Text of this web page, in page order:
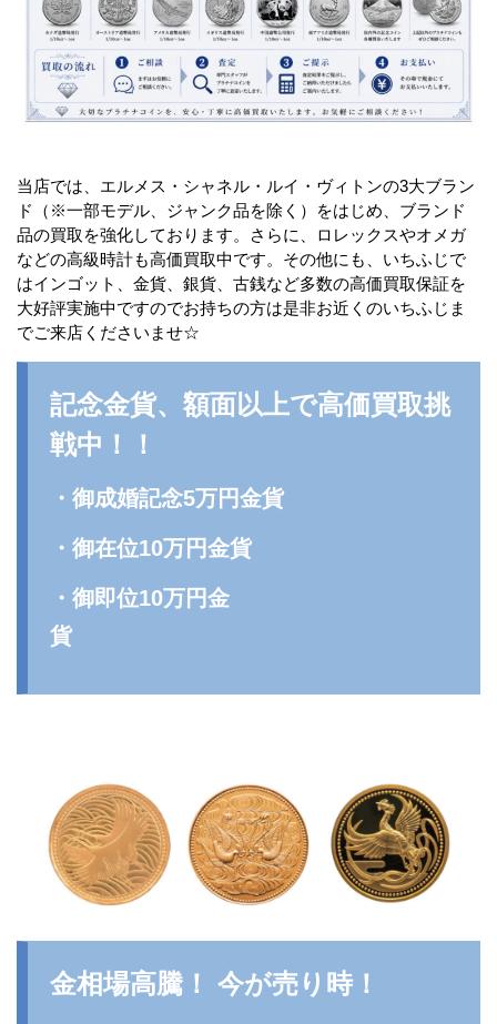
当店では、エルメス・シャネル・ルイ・ヴィトンの3大ブラン
ド（※一部モデル、ジャンク品を除く）をはじめ、ブランド
品の買取を強化しております。さらに、ロレックスやオメガ
などの高級時計も高価買取中です。その他にも、いちふじで
はインゴット、金貨、銀貨、古銭など多数の高価買取保証を
大好評実施中ですのでお持ちの方は是非お近くのいちふじま
でご来店くださいませ☆
記念金貨、額面以上で高価買取挑
戦中！！
・御成婚記念5万円金貨
・御在位10万円金貨
・御即位10万円金
貨
金相場高騰！ 今が売り時！